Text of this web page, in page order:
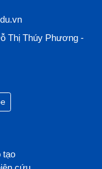
Thị Thúy Phương -
tạo